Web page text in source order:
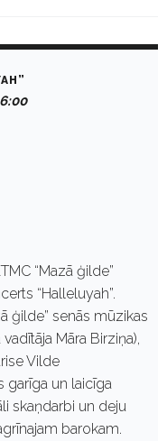
“Mazā ģilde”
“Halleluyah”.
ģilde” senās mūzikas
Māra Birziņa),
Vilde
garīga un laicīga
skaņdarbi un deju
barokam.